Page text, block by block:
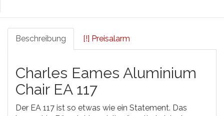
Beschreibung [!] Preisalarm
Charles Eames Aluminium
Chair EA 117
Der EA 117 ist so etwas wie ein Statement. Das